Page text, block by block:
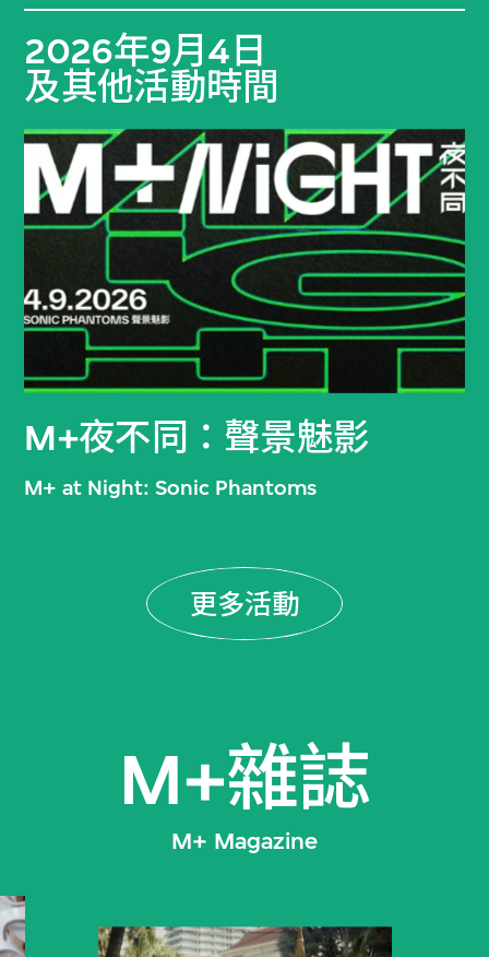
2026年9月4日
及其他活動時間
M+夜不同：聲景魅影
M+ at Night: Sonic Phantoms
更多活動
M+雜誌
M+ Magazine